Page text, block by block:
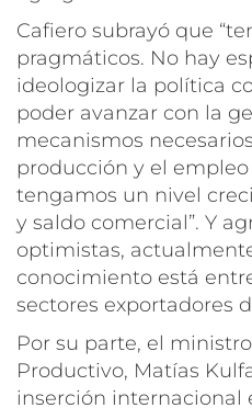
Cafiero subrayó que
pragmáticos. No hay
ideologizar la política
poder avanzar con la
mecanismos
producción y el
tengamos un nivel
y saldo comercial”. Y
optimistas,
conocimiento está
sectores exportadores
Por su parte, el
Productivo, Matías
inserción internacional